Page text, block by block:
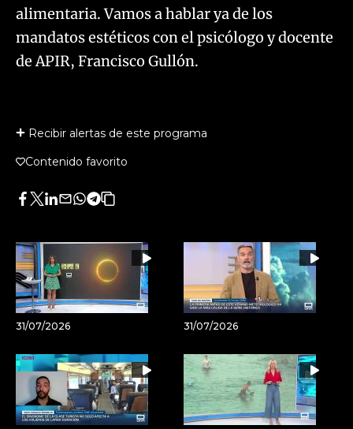
alimentaria. Vamos a hablar ya de los
mandatos estéticos con el psicólogo y docente
de APIR, Francisco Gullón.
Recibir alertas de este programa
Contenido favorito
Facebook
Twitter
LinkedIn
Enviar
Whatsapp
Telegram
Copiar
artículo
31/07/2026 31/07/2026